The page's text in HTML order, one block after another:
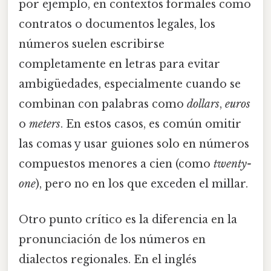
por ejemplo, en contextos formales como
contratos o documentos legales, los
números suelen escribirse
completamente en letras para evitar
ambigüedades, especialmente cuando se
combinan con palabras como dollars, euros
o meters. En estos casos, es común omitir
las comas y usar guiones solo en números
compuestos menores a cien (como twenty-
one), pero no en los que exceden el millar.
Otro punto crítico es la diferencia en la
pronunciación de los números en
dialectos regionales. En el inglés